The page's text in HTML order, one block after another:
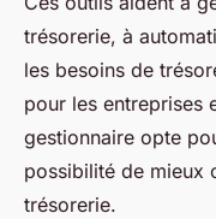
trésorerie, à
les besoins de
pour les entreprises
gestionnaire opte
possibilité de mieux
trésorerie.